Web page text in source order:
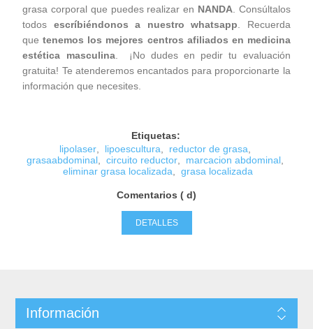
grasa corporal que puedes realizar en NANDA. Consúltalos
todos escríbiéndonos a nuestro whatsapp . Recuerda
quetenemos los mejores centros afiliados en medicina
estética masculina. ¡No dudes en pedir tu evaluación
gratuita! Te atenderemos encantados para proporcionarte la
información que necesites.
Etiquetas:
lipolaser, lipoescultura reductor de grasa
grasaabdominal, circuito reductor, marcacion abdominal,
eliminar grasa localizada
grasa localizada
Comentarios ( d)
DETALLES
Información